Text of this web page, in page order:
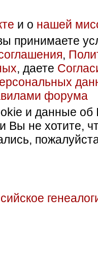
и о нашей
принимаете
,
, даете
форума
и данные об
Вы не хотите,